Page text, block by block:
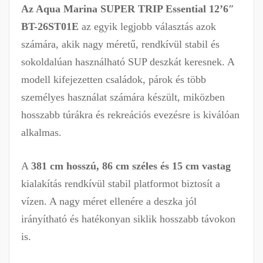
Az Aqua Marina SUPER TRIP Essential 12’6″
BT-26ST01E az egyik legjobb választás azok
számára, akik nagy méretű, rendkívül stabil és
sokoldalúan használható SUP deszkát keresnek. A
modell kifejezetten családok, párok és több
személyes használat számára készült, miközben
hosszabb túrákra és rekreációs evezésre is kiválóan
alkalmas.
A 381 cm hosszú, 86 cm széles és 15 cm vastag
kialakítás rendkívül stabil platformot biztosít a
vízen. A nagy méret ellenére a deszka jól
irányítható és hatékonyan siklik hosszabb távokon
is.